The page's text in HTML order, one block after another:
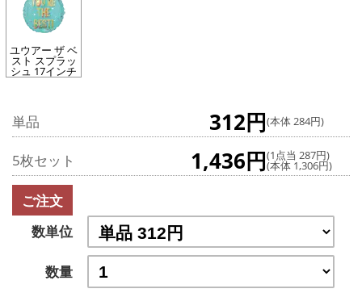
ユウアー ザ ベ
スト スプラッ
シュ 17インチ
単品 312円(本体 284円)
5枚セット 1,436円(1点当 287円)
(本体 1,306円)
ご注文
数単位
数量